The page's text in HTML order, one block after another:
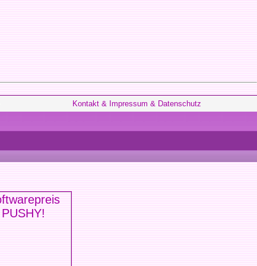
Kontakt & Impressum & Datenschutz